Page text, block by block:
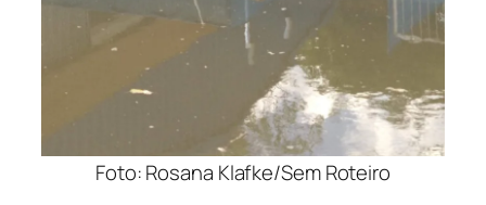
Foto: Rosana Klafke/Sem Roteiro